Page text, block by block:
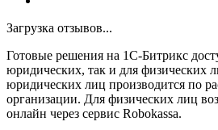
Загрузка отзывов...
Готовые решения на 1С-Битрикс
юридических, так и для физических
юридических лиц производится по
организации. Для физических лиц
онлайн через сервис Robokassa.